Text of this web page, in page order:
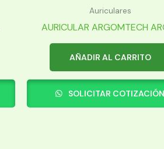
Auriculares
AURICULAR ARGOMTECH
AÑADIR AL CARRITO
SOLICITAR COTIZACIÓN